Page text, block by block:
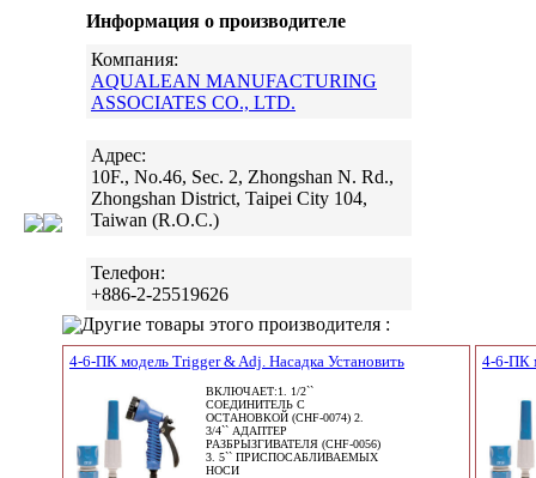
Информация о производителе
Компания:
AQUALEAN MANUFACTURING
ASSOCIATES CO., LTD.
Адрес:
10F., No.46, Sec. 2, Zhongshan N. Rd.,
Zhongshan District, Taipei City 104,
Taiwan (R.O.C.)
Телефон:
+886-2-25519626
Другие товары этого производителя :
4-6-ПК модель Trigger & Adj. Насадка Установить
ВКЛЮЧАЕТ:1. 1/2``
СОЕДИНИТЕЛЬ С
ОСТАНОВКОЙ (CHF-0074) 2.
3/4`` АДАПТЕР
РАЗБРЫЗГИВАТЕЛЯ (CHF-0056)
3. 5`` ПРИСПОСАБЛИВАЕМЫХ
НОСИ
4-6-ПК